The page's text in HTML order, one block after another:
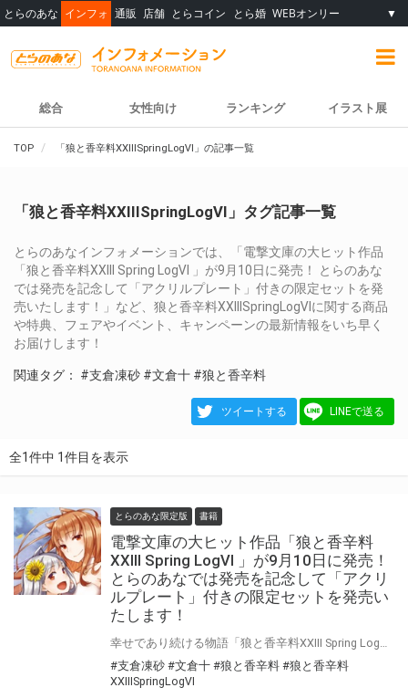
とらのあな インフォ 通販 店舗 とらコイン とら婚 WEBオンリー ▼
総合 女性向け ランキング イラスト展
TOP 「狼と香辛料XXIIISpringLogⅥ」の記事一覧
「狼と香辛料XXIIISpringLogⅥ」タグ記事一覧
とらのあなインフォメーションでは、「電撃文庫の大ヒット作品
「狼と香辛料XXIII Spring LogⅥ 」が9月10日に発売！ とらのあな
では発売を記念して「アクリルプレート」付きの限定セットを発
売いたします！」など、狼と香辛料XXIIISpringLogⅥに関する商品
や特典、フェアやイベント、キャンペーンの最新情報をいち早く
お届けします！
関連タグ： #支倉凍砂 #文倉十 #狼と香辛料
ツイートする LINEで送る
全1件中 1件目を表示
とらのあな限定版 書籍
電撃文庫の大ヒット作品「狼と香辛料
XXIII Spring LogⅥ 」が9月10日に発売！
とらのあなでは発売を記念して「アクリ
ルプレート」付きの限定セットを発売い
たします！
#支倉凍砂 #文倉十 #狼と香辛料 #狼と香辛料
XXIIISpringLogⅥ